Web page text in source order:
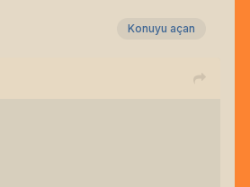
Konuyu açan